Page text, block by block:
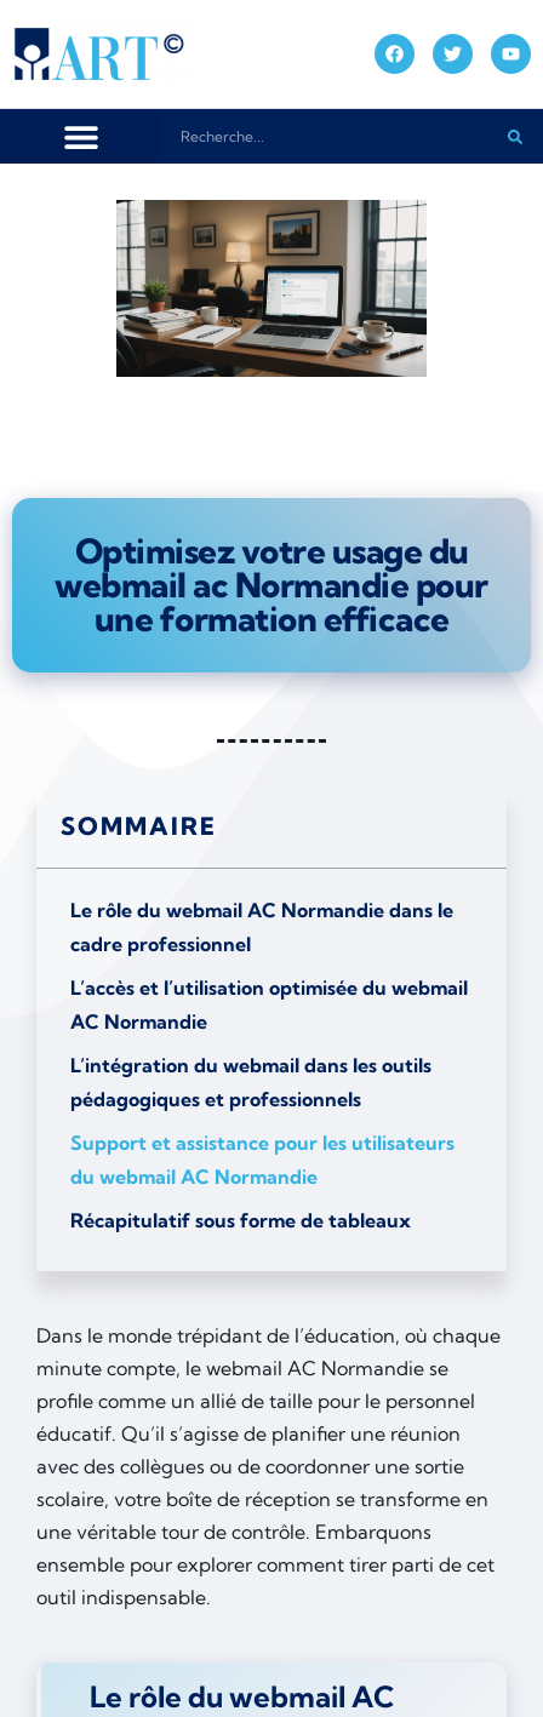
Optimisez votre usage du
webmail ac Normandie pour
une formation efficace
SOMMAIRE
Le rôle du webmail AC Normandie dans le
cadre professionnel
L’accès et l’utilisation optimisée du webmail
AC Normandie
L’intégration du webmail dans les outils
pédagogiques et professionnels
Support et assistance pour les utilisateurs
du webmail AC Normandie
Récapitulatif sous forme de tableaux
Dans le monde trépidant de l’éducation, où chaque
minute compte, le webmail AC Normandie se
profile comme un allié de taille pour le personnel
éducatif. Qu’il s’agisse de planifier une réunion
avec des collègues ou de coordonner une sortie
scolaire, votre boîte de réception se transforme en
une véritable tour de contrôle. Embarquons
ensemble pour explorer comment tirer parti de cet
outil indispensable.
Le rôle du webmail AC